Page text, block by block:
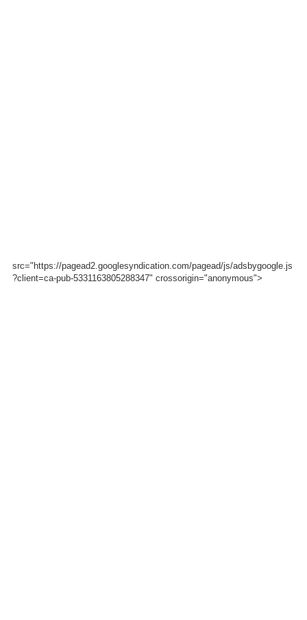
src="https://pagead2.googlesyndication.com/pagead/js/adsbygoogle.js
?client=ca-pub-5331163805288347" crossorigin="anonymous">